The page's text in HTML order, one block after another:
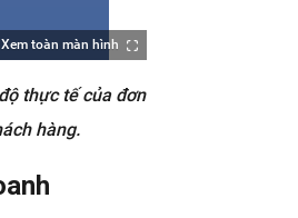
Xem toàn màn hình
thực tế của đơn
hàng.